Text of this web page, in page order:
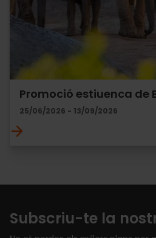
Promoció estiuenca de
25/06/2026 - 13/09/2026
Subscriu-te la